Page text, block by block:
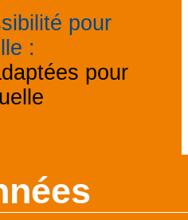
pour
:
pour